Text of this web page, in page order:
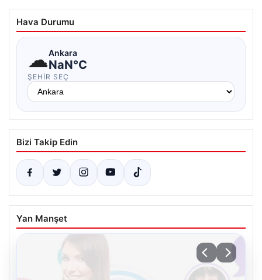
Hava Durumu
☁Ankara
NaN°C
ŞEHIR SEÇ
Bizi Takip Edin
Yan Manşet